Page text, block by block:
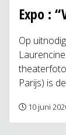
Expo :
Op
Parijs) is
10 juni